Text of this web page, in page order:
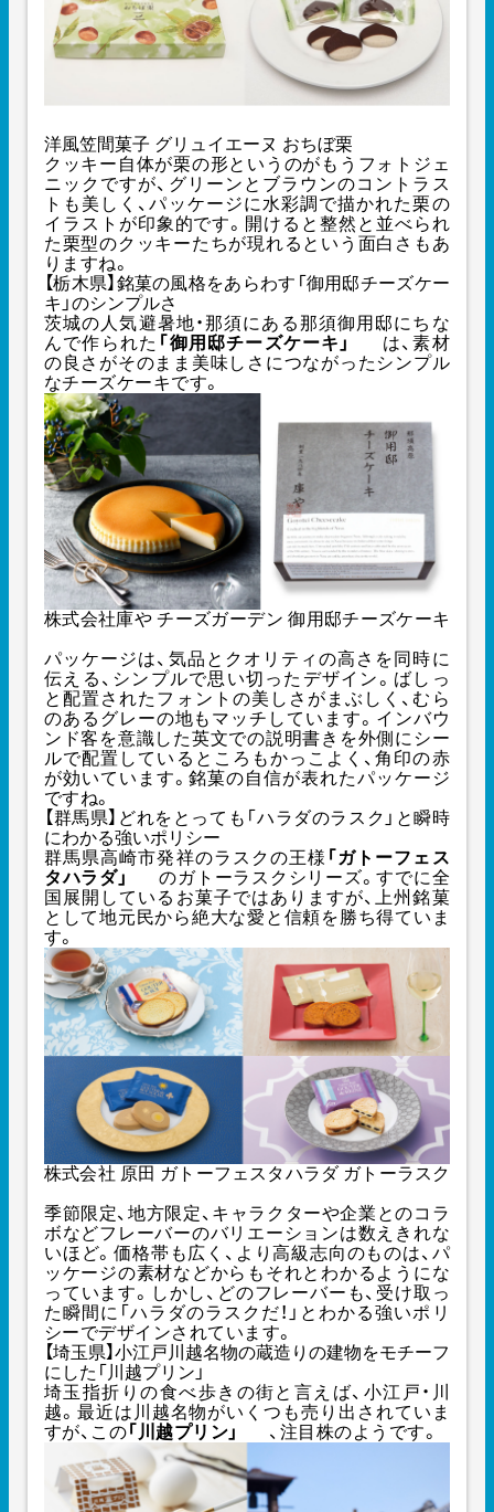
洋風笠間菓子 グリュイエーヌ おちぼ栗
クッキー自体が栗の形というのがもうフォトジェ
ニックですが、グリーンとブラウンのコントラス
トも美しく、パッケージに水彩調で描かれた栗の
イラストが印象的です。開けると整然と並べられ
た栗型のクッキーたちが現れるという面白さもあ
りますね。
【栃木県】銘菓の風格をあらわす「御用邸チーズケー
キ」のシンプルさ
茨城の人気避暑地・那須にある那須御用邸にちな
んで作られた 「御用邸チーズケーキ」
は、素材
の良さがそのまま美味しさにつながったシンプル
なチーズケーキです。
株式会社庫や チーズガーデン 御用邸チーズケーキ
パッケージは、気品とクオリティの高さを同時に
伝える、シンプルで思い切ったデザイン。ばしっ
と配置されたフォントの美しさがまぶしく、むら
のあるグレーの地もマッチしています。インバウ
ンド客を意識した英文での説明書きを外側にシー
ルで配置しているところもかっこよく、角印の赤
が効いています。銘菓の自信が表れたパッケージ
ですね。
【群馬県】どれをとっても「ハラダのラスク」と瞬時
にわかる強いポリシー
群馬県高崎市発祥のラスクの王様 「ガトーフェス
タハラダ」
のガトーラスクシリーズ。すでに全
国展開しているお菓子ではありますが、上州銘菓
として地元民から絶大な愛と信頼を勝ち得ていま
す。
株式会社 原田 ガトーフェスタハラダ ガトーラスク
季節限定、地方限定、キャラクターや企業とのコラ
ボなどフレーバーのバリエーションは数えきれな
いほど。価格帯も広く、より高級志向のものは、パ
ッケージの素材などからもそれとわかるようにな
っています。しかし、どのフレーバーも、受け取っ
た瞬間に「ハラダのラスクだ！」とわかる強いポリ
シーでデザインされています。
【埼玉県】小江戸川越名物の蔵造りの建物をモチーフ
にした「川越プリン」
埼玉指折りの食べ歩きの街と言えば、小江戸・川
越。最近は川越名物がいくつも売り出されていま
すが、この「川越プリン」 、注目株のようです。